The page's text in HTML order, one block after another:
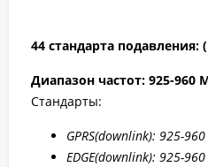
44 стандарта подавления: (
Диапазон частот: 925-960
Стандарты:
GPRS(downlink): 925-
EDGE(downlink): 925-